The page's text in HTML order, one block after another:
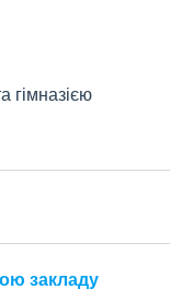
гімназією
закладу